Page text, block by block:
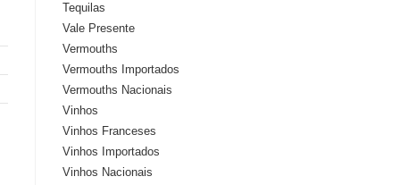
Tequilas
Vale Presente
Vermouths
Vermouths Importados
Vermouths Nacionais
Vinhos
Vinhos Franceses
Vinhos Importados
Vinhos Nacionais